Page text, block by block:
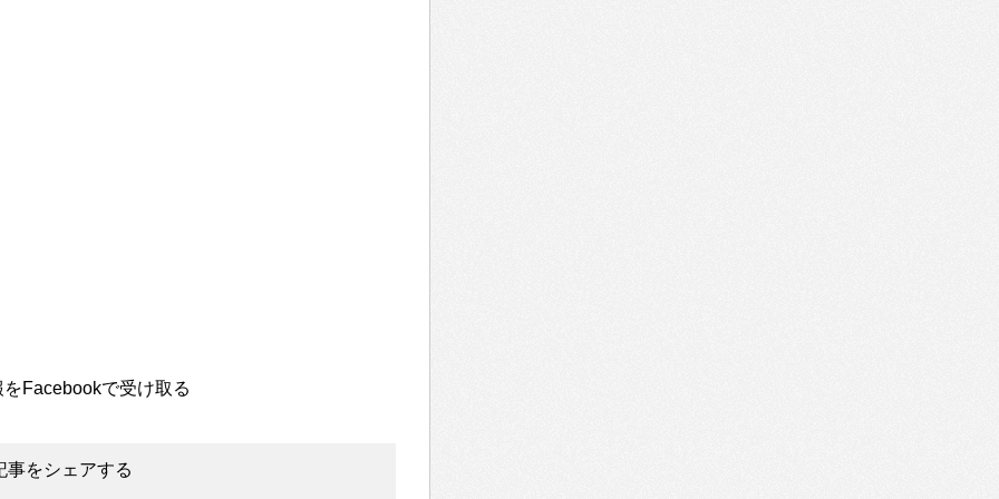
Facebookで受け取る
事をシェアする